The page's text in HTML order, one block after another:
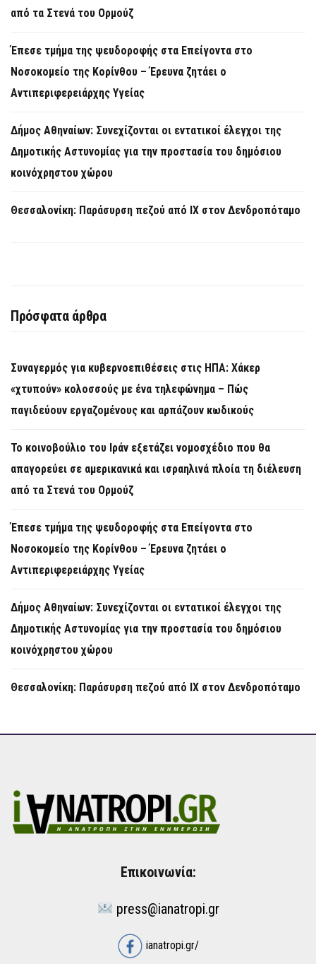
από τα Στενά του Ορμούζ
Έπεσε τμήμα της ψευδοροφής στα Επείγοντα στο
Νοσοκομείο της Κορίνθου – Έρευνα ζητάει ο
Αντιπεριφερειάρχης Υγείας
Δήμος Αθηναίων: Συνεχίζονται οι εντατικοί έλεγχοι της
Δημοτικής Αστυνομίας για την προστασία του δημόσιου
κοινόχρηστου χώρου
Θεσσαλονίκη: Παράσυρση πεζού από ΙΧ στον Δενδροπόταμο
Πρόσφατα άρθρα
Συναγερμός για κυβερνοεπιθέσεις στις ΗΠΑ: Χάκερ
«χτυπούν» κολοσσούς με ένα τηλεφώνημα – Πώς
παγιδεύουν εργαζομένους και αρπάζουν κωδικούς
Το κοινοβούλιο του Ιράν εξετάζει νομοσχέδιο που θα
απαγορεύει σε αμερικανικά και ισραηλινά πλοία τη διέλευση
από τα Στενά του Ορμούζ
Έπεσε τμήμα της ψευδοροφής στα Επείγοντα στο
Νοσοκομείο της Κορίνθου – Έρευνα ζητάει ο
Αντιπεριφερειάρχης Υγείας
Δήμος Αθηναίων: Συνεχίζονται οι εντατικοί έλεγχοι της
Δημοτικής Αστυνομίας για την προστασία του δημόσιου
κοινόχρηστου χώρου
Θεσσαλονίκη: Παράσυρση πεζού από ΙΧ στον Δενδροπόταμο
Επικοινωνία:
press@ianatropi.gr
ianatropi.gr/